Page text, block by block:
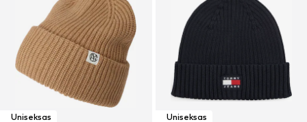
Uniseksas
Uniseksas